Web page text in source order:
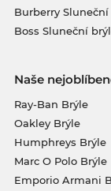
Burberry
Boss Sluneční
Naše
Ray-Ban Brýle
Oakley Brýle
Humphreys Brýle
Marc O Polo Brýle
Emporio Armani